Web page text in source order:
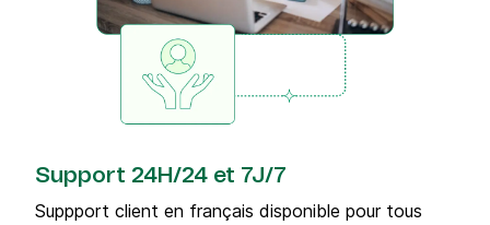
Support 24H/24 et 7J/7
Suppport client en français disponible pour tous